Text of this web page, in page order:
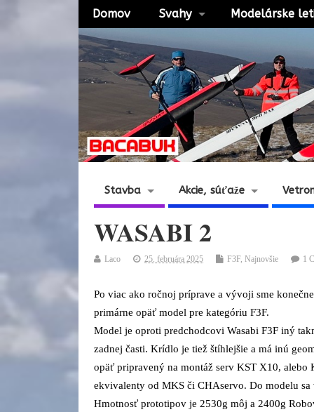
Domov Svahy Modelárske
Stavba Akcie, súťaže
WASABI 2
Laco 25. februára 2025 F3F,Najnovšie 1
Po viac ako ročnoj príprave a vývoji sme
primárne opäť model pre kategóriu F3F.
Model je oproti predchodcovi Wasabi F3F iný
zadnej časti. Krídlo je tiež štíhlejšie a má inú
opäť pripravený na montáž serv KST X10,
ekvivalenty od MKS či CHAservo. Do modelu
Hmotnosť prototipov je 2530g môj a 2400g